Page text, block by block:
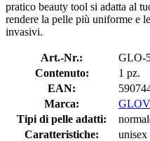
pratico beauty tool si adatta al
rendere la pelle più uniforme e
invasivi.
Art.-Nr.:
GLO-
Contenuto:
1 pz.
EAN:
Marca:
GLOV
Tipi di pelle adatti:
Caratteristiche:
unisex